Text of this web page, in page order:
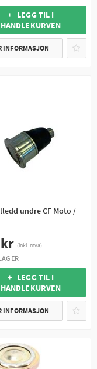
+ LEGG TIL I
HANDLEKURVEN
INFORMASJON
undre CF Moto /
(inkl. mva)
+ LEGG TIL I
HANDLEKURVEN
INFORMASJON